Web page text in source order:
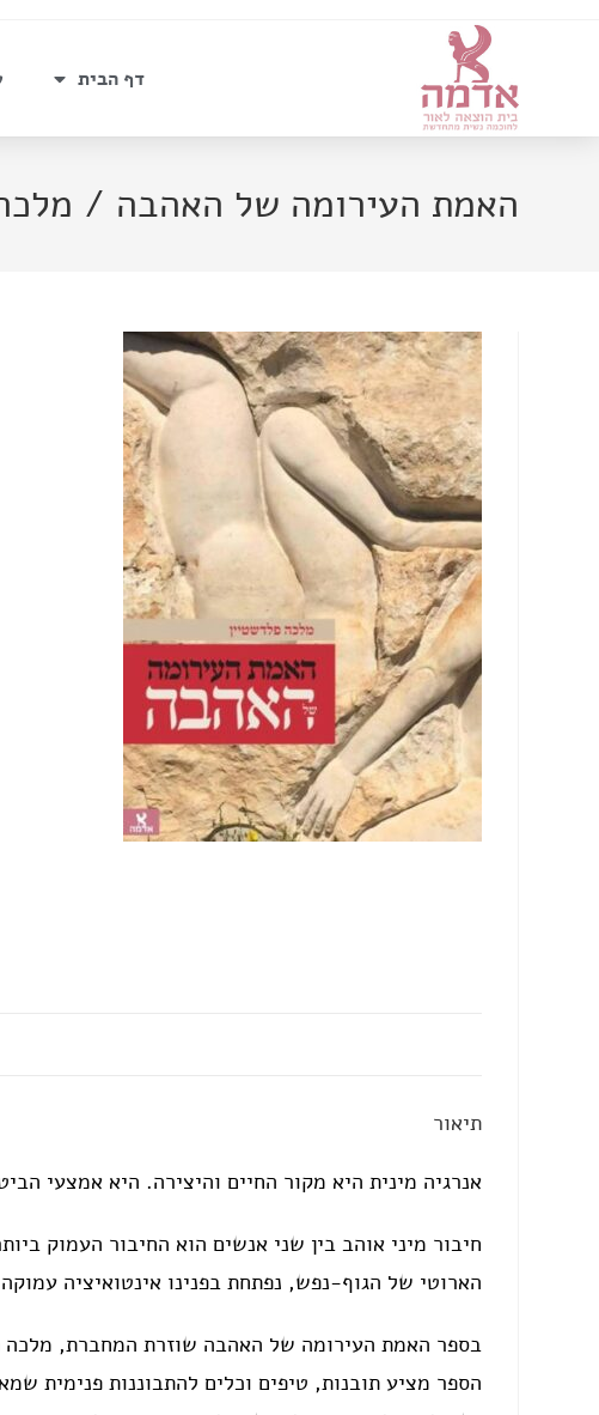
דף הבית
האמת העירומה של האהבה /
תיאור
אנרגיה מינית היא מקור החיים והיצירה. היא אמצעי
חיבור מיני אוהב בין שני אנשים הוא החיבור העמוק
הארוטי של הגוף-נפש, נפתחת בפנינו אינטואיציה
בספר האמת העירומה של האהבה שוזרת המחברת, מלכה
הספר מציע תובנות, טיפים וכלים להתבוננות פנימית